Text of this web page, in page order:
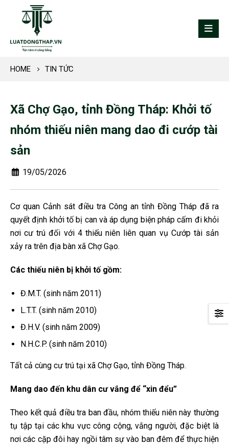
HOME TIN TỨC
Xã Chợ Gạo, tỉnh Đồng Tháp: Khởi tố
nhóm thiếu niên mang dao đi cướp tài
sản
19/05/2026
Cơ quan Cảnh sát điều tra Công an tỉnh Đồng Tháp đã ra
quyết định khởi tố bị can và áp dụng biện pháp cấm đi khỏi
nơi cư trú đối với 4 thiếu niên liên quan vụ Cướp tài sản
xảy ra trên địa bàn xã Chợ Gạo.
Các thiếu niên bị khởi tố gồm:
Đ.M.T. (sinh năm 2011)
L.T.T. (sinh năm 2010)
Đ.H.V. (sinh năm 2009)
N.H.C.P. (sinh năm 2010)
Tất cả cùng cư trú tại xã Chợ Gạo, tỉnh Đồng Tháp.
Mang dao đến khu dân cư vắng để “xin đểu”
Theo kết quả điều tra ban đầu, nhóm thiếu niên này thường
tụ tập tại các khu vực công cộng, vắng người, đặc biệt là
nơi các cặp đôi hay ngồi tâm sự vào ban đêm để thực hiện